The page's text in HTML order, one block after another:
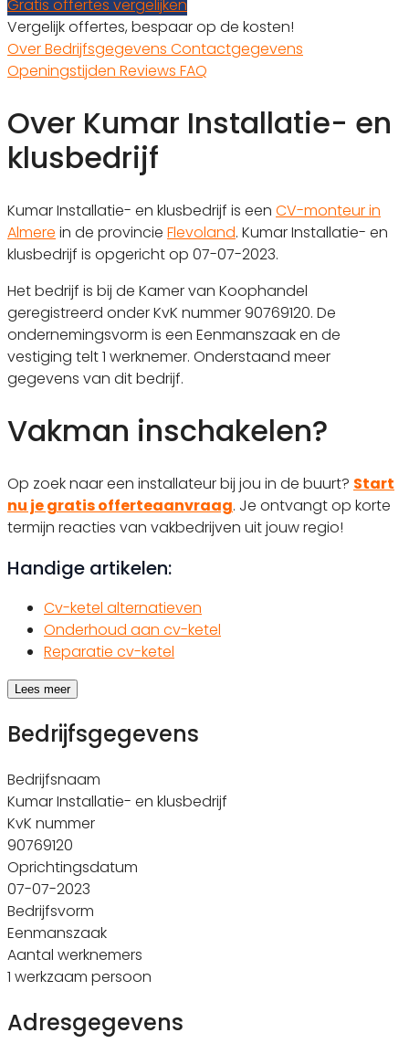
Gratis offertes vergelijken
Vergelijk offertes, bespaar op de kosten!
OverBedrijfsgegevens Contactgegevens
Openingstijden Reviews FAQ
Over Kumar Installatie- en
klusbedrijf
Kumar Installatie- en klusbedrijf is een CV-monteur in
Almere in de provincie Flevoland. Kumar Installatie- en
klusbedrijf is opgericht op 07-07-2023.
Het bedrijf is bij de Kamer van Koophandel
geregistreerd onder KvK nummer 90769120. De
ondernemingsvorm is een Eenmanszaak en de
vestiging telt 1 werknemer. Onderstaand meer
gegevens van dit bedrijf.
Vakman inschakelen?
Op zoek naar een installateur bij jou in de buurt? Start
nu je gratis offerteaanvraag. Je ontvangt op korte
termijn reacties van vakbedrijven uit jouw regio!
Handige artikelen:
Cv-ketel alternatieven
Onderhoud aan cv-ketel
Reparatie cv-ketel
Lees meer
Bedrijfsgegevens
Bedrijfsnaam
Kumar Installatie- en klusbedrijf
KvK nummer
90769120
Oprichtingsdatum
07-07-2023
Bedrijfsvorm
Eenmanszaak
Aantal werknemers
1 werkzaam persoon
Adresgegevens